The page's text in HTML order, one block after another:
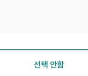
선택 안함